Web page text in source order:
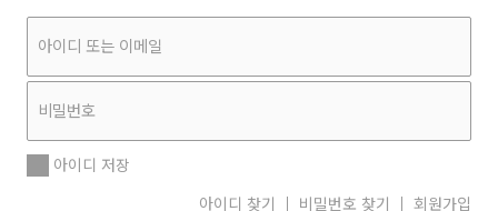
아이디 저장
아이디 찾기
비밀번호 찾기 회원가입